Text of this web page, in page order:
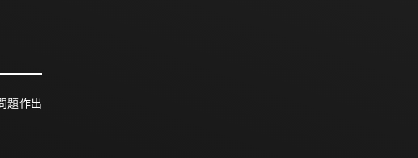
題作出